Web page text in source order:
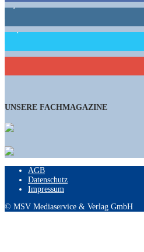
1,662 Follower
15,658 Follower
460 Abonnenten
UNSERE FACHMAGAZINE
AGB
Datenschutz
Impressum
© MSV Mediaservice & Verlag GmbH